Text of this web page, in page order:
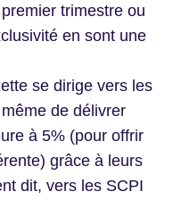
trimestre ou
en sont une
se dirige vers les
de délivrer
à 5% (pour offrir
grâce à leurs
dit, vers les SCPI